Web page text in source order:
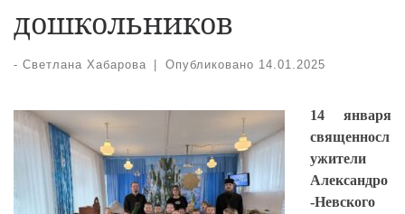
дошкольников
- Светлана Хабарова Опубликовано 14.01.2025
14 января
священносл
ужители
Александро
-Невского